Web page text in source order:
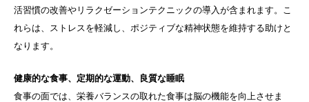
活習慣の改善やリラクゼーションテクニックの導入が含まれます。こ
れらは、ストレスを軽減し、ポジティブな精神状態を維持する助けと
なります。
健康的な食事、定期的な運動、良質な睡眠
食事の面では、栄養バランスの取れた食事は脳の機能を向上させま